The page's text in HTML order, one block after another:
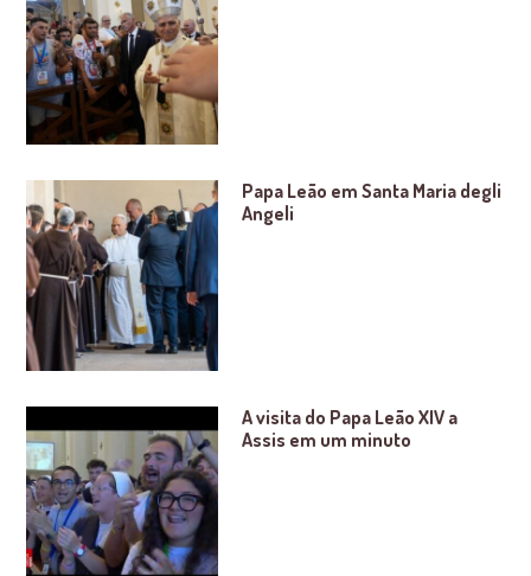
Papa Leão em Santa Maria degli
Angeli
A visita do Papa Leão XIV a
Assis em um minuto